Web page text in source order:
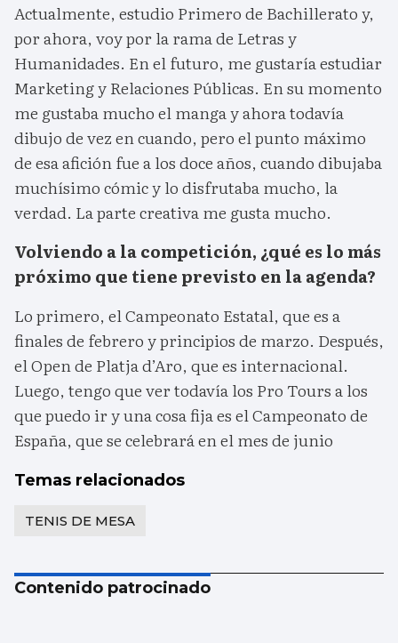
Actualmente, estudio Primero de Bachillerato y,
por ahora, voy por la rama de Letras y
Humanidades. En el futuro, me gustaría estudiar
Marketing y Relaciones Públicas. En su momento
me gustaba mucho el manga y ahora todavía
dibujo de vez en cuando, pero el punto máximo
de esa afición fue a los doce años, cuando dibujaba
muchísimo cómic y lo disfrutaba mucho, la
verdad. La parte creativa me gusta mucho.
Volviendo a la competición, ¿qué es lo más
próximo que tiene previsto en la agenda?
Lo primero, el Campeonato Estatal, que es a
finales de febrero y principios de marzo. Después,
el Open de Platja d’Aro, que es internacional.
Luego, tengo que ver todavía los Pro Tours a los
que puedo ir y una cosa fija es el Campeonato de
España, que se celebrará en el mes de junio
Temas relacionados
TENIS DE MESA
Contenido patrocinado